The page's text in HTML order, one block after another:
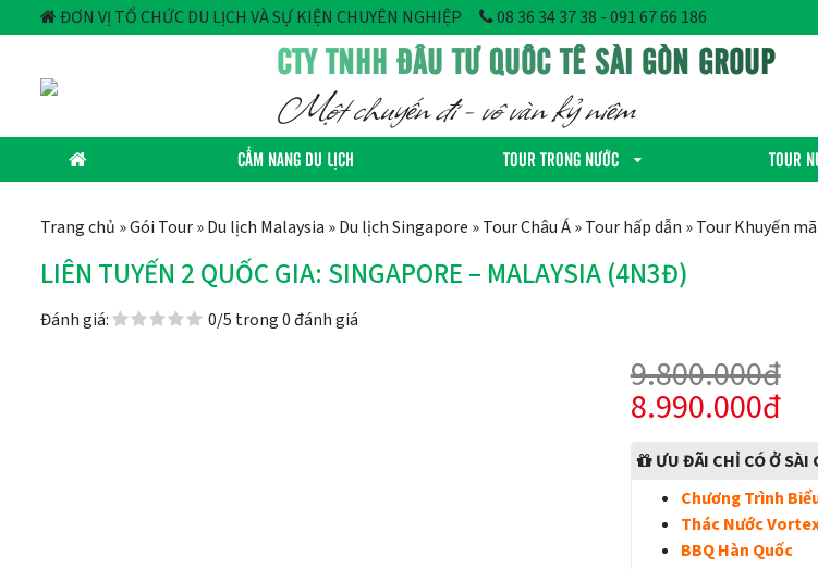
ĐƠN VỊ TỔ CHỨC DU LỊCH VÀ SỰ KIỆN CHUYÊN NGHIỆP 08 36 34 37 38 - 091 67 66 186
CTY TNHH ĐẦU TƯ QUỐC TẾ SÀI GÒN GROUP
Một chuyến đi - vô vàn kỷ niêm
CẨM NANG DU LỊCH TOUR TRONG NƯỚC TOUR
Trang chủ »Gói Tour»Du lịch Malaysia »Du lịch Singapore »Tour Châu Á»Tour hấp dẫn »Tour Khuyến
LIÊN TUYẾN 2 QUỐC GIA: SINGAPORE – MALAYSIA (4N3Đ)
Đánh giá: 0/5 trong 0 đánh giá
9.800.000đ
8.990.000đ
ƯU ĐÃI CHỈ CÓ Ở SÀI
Chương Trình
Thác Nước
BBQ Hàn Quốc